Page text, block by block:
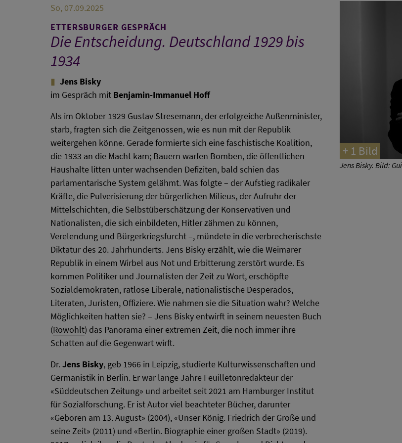
So, 07.09.2025
ETTERSBURGER GESPRÄCH
Die Entscheidung. Deutschland 1929 bis
1934
Jens Bisky
im Gespräch mit Benjamin-Immanuel Hoff
Als im Oktober 1929 Gustav Stresemann, der erfolgreiche Außenminister,
starb, fragten sich die Zeitgenossen, wie es nun mit der Republik
weitergehen könne. Gerade formierte sich eine faschistische Koalition,
die 1933 an die Macht kam; Bauern warfen Bomben, die öffentlichen
Haushalte litten unter wachsenden Defiziten, bald schien das
parlamentarische System gelähmt. Was folgte – der Aufstieg radikaler
Kräfte, die Pulverisierung der bürgerlichen Milieus, der Aufruhr der
Mittelschichten, die Selbstüberschätzung der Konservativen und
Nationalisten, die sich einbildeten, Hitler zähmen zu können,
Verelendung und Bürgerkriegsfurcht –, mündete in die verbrecherischste
Diktatur des 20. Jahrhunderts. Jens Bisky erzählt, wie die Weimarer
Republik in einem Wirbel aus Not und Erbitterung zerstört wurde. Es
kommen Politiker und Journalisten der Zeit zu Wort, erschöpfte
Sozialdemokraten, ratlose Liberale, nationalistische Desperados,
Literaten, Juristen, Offiziere. Wie nahmen sie die Situation wahr? Welche
Möglichkeiten hatten sie? – Jens Bisky entwirft in seinem neuesten Buch
(Rowohlt) das Panorama einer extremen Zeit, die noch immer ihre
Schatten auf die Gegenwart wirft.
Dr. Jens Bisky, geb 1966 in Leipzig, studierte Kulturwissenschaften und
Germanistik in Berlin. Er war lange Jahre Feuilletonredakteur der
«Süddeutschen Zeitung» und arbeitet seit 2021 am Hamburger Institut
für Sozialforschung. Er ist Autor viel beachteter Bücher, darunter
«Geboren am 13. August» (2004), «Unser König. Friedrich der Große und
seine Zeit» (2011) und «Berlin. Biographie einer großen Stadt» (2019).
+ 1 Bild
Jens Bisky. Bild: